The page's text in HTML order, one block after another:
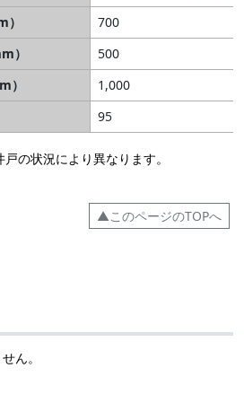
700
）
500
）
1,000
95
の状況により異なります。
▲このページのTOPへ
ん。